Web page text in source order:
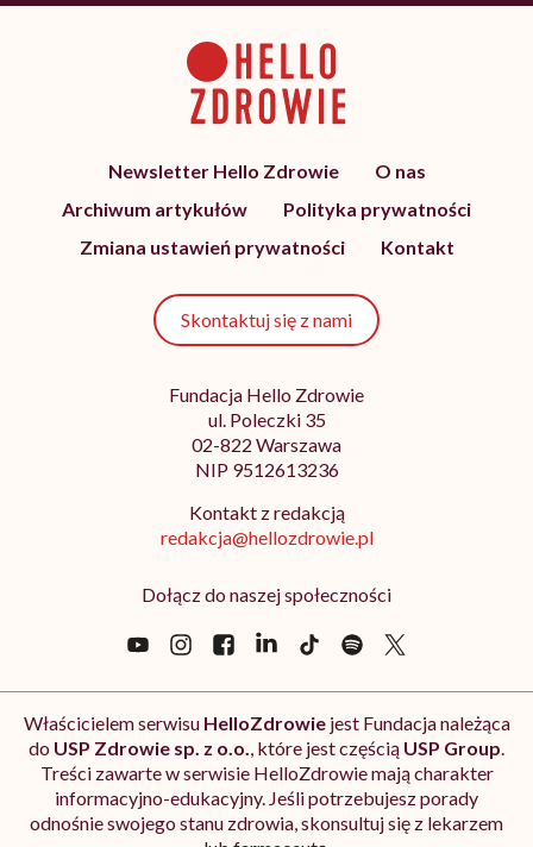
Newsletter Hello Zdrowie
O nas
Archiwum artykułów
Polityka prywatności
Zmiana ustawień prywatności
Kontakt
Skontaktuj się z nami
Fundacja Hello Zdrowie
ul. Poleczki 35
02-822 Warszawa
NIP 9512613236
Kontakt z redakcją
redakcja@hellozdrowie.pl
Dołącz do naszej społeczności
Właścicielem serwisu HelloZdrowiejest Fundacja należąca
do USP Zdrowie sp. z o.o., które jest częścią USP Group.
Treści zawarte w serwisie HelloZdrowie mają charakter
informacyjno-edukacyjny. Jeśli potrzebujesz porady
odnośnie swojego stanu zdrowia, skonsultuj się z lekarzem